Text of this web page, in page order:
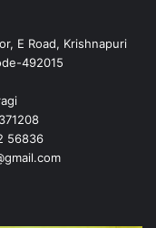
E Road, Krishnapuri
492015
56836